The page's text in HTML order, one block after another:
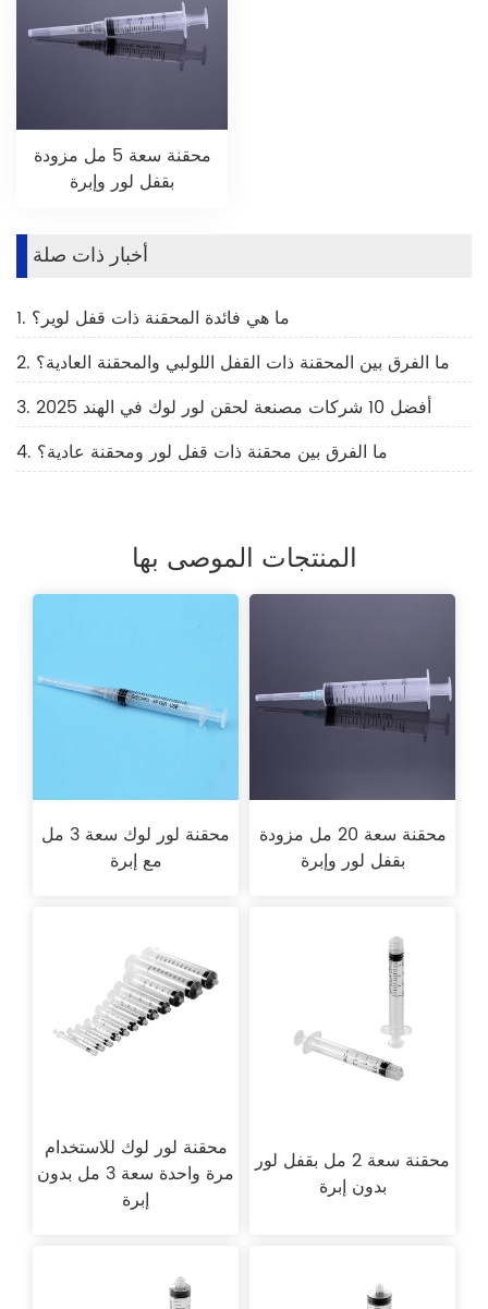
محقنة سعة 5 مل مزودة
بقفل لور وإبرة
أخبار ذات صلة
1. ما هي فائدة المحقنة ذات قفل لوير؟
2. ما الفرق بين المحقنة ذات القفل اللولبي والمحقنة العادية؟
3. أفضل 10 شركات مصنعة لحقن لور لوك في الهند 2025
4. ما الفرق بين محقنة ذات قفل لور ومحقنة عادية؟
المنتجات الموصى بها
محقنة لور لوك سعة 3 مل
مع إبرة
محقنة سعة 20 مل مزودة
بقفل لور وإبرة
محقنة لور لوك للاستخدام
مرة واحدة سعة 3 مل بدون
إبرة
محقنة سعة 2 مل بقفل لور
بدون إبرة